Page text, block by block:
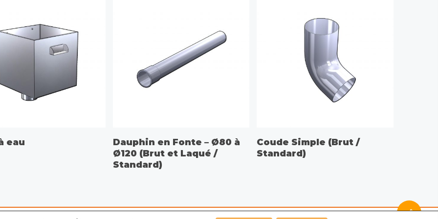
eau CHOIX DES OPTIONS
Dauphin en Fonte – Ø80 à
Ø120 (Brut et Laqué /
Standard)
CHOIX DES OPTIONS
Coude Simple (Brut /
Standard)